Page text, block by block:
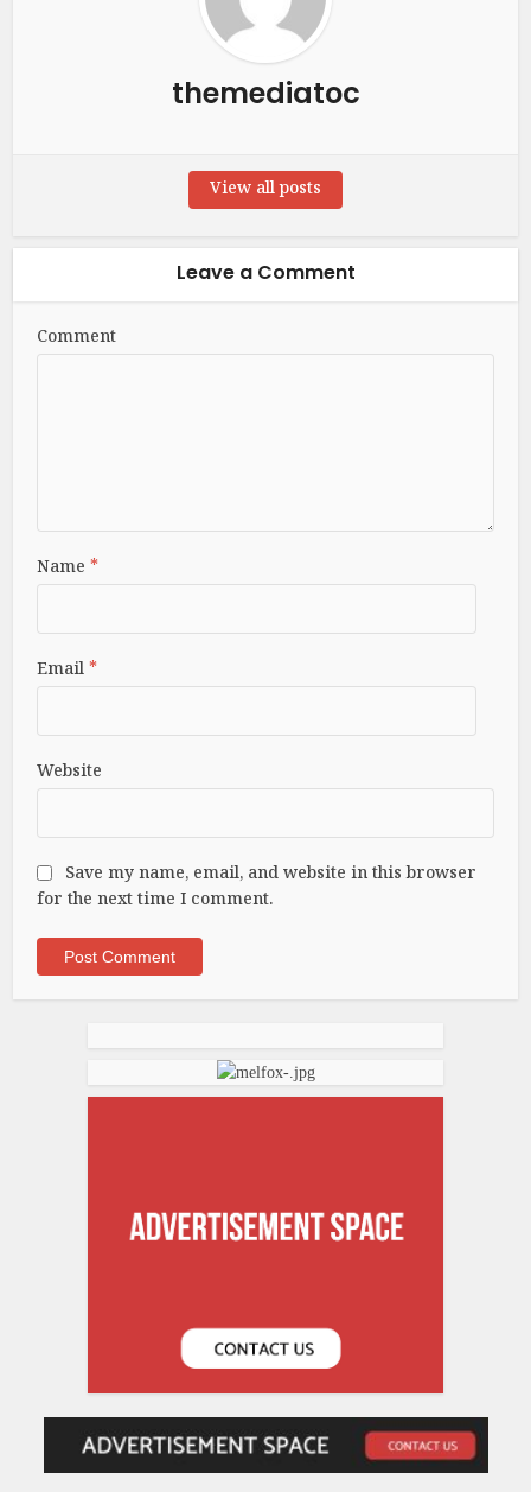
themediatoc
View all posts
Leave a Comment
Comment
Name*
Email*
Website
Save my name, email, and website in this browser
for the next time I comment.